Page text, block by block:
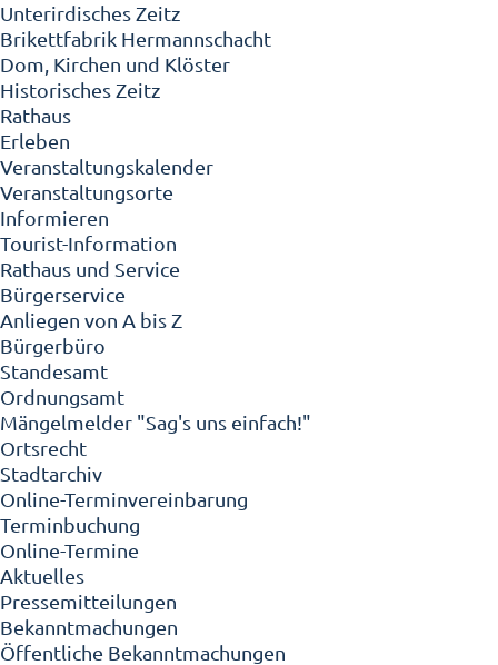
Unterirdisches Zeitz
Brikettfabrik Hermannschacht
Dom, Kirchen und Klöster
Historisches Zeitz
Rathaus
Erleben
Veranstaltungskalender
Veranstaltungsorte
Informieren
Tourist-Information
Rathaus und Service
Bürgerservice
Anliegen von A bis Z
Bürgerbüro
Standesamt
Ordnungsamt
Mängelmelder "Sag's uns einfach!"
Ortsrecht
Stadtarchiv
Online-Terminvereinbarung
Terminbuchung
Online-Termine
Aktuelles
Pressemitteilungen
Bekanntmachungen
Öffentliche Bekanntmachungen